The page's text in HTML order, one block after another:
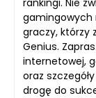
gamingowych
graczy, którzy
Genius.
internetowej,
oraz
drogę do